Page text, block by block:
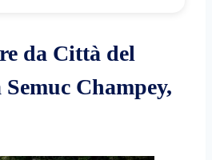
da Città del
Champey,